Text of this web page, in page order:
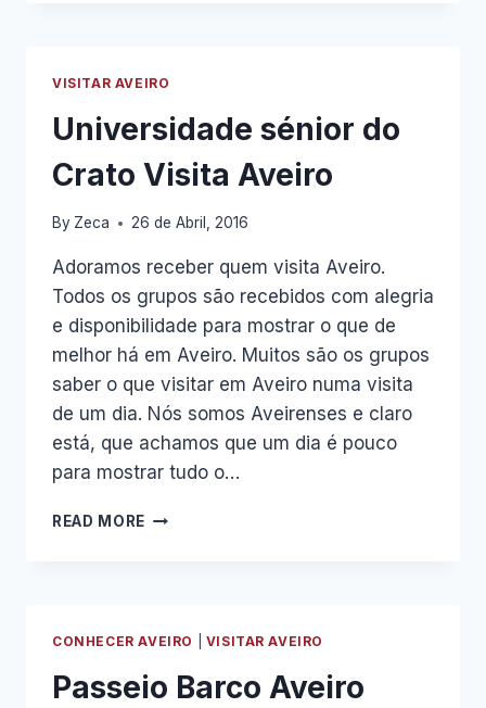
VISITAR AVEIRO
Universidade sénior do
Crato Visita Aveiro
By Zeca 26 de Abril, 2016
Adoramos receber quem visita Aveiro.
Todos os grupos são recebidos com alegria
e disponibilidade para mostrar o que de
melhor há em Aveiro. Muitos são os grupos
saber o que visitar em Aveiro numa visita
de um dia. Nós somos Aveirenses e claro
está, que achamos que um dia é pouco
para mostrar tudo o…
READ MORE UNIVERSIDADE
AVEIRO
CONHECER AVEIRO VISITAR AVEIRO
Passeio Barco Aveiro